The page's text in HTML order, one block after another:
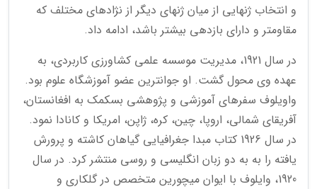
و انتخاب ژنهایی از میان ژنهای دیگر از نژادهای مختلف که
مقاومتر و دارای بازدهی بیشتر باشد، ادامه داد.
در سال 1921، مدیریت موسسه علمی کشاورزی کاربردی، به
عهده وی محول گشت. او جوانترین عضو آموزشگاه علوم بود.
واویلوف سفرهای آموزشی و پژوهشی بسکمک به افغانستان،
آفریقای شمالی، اروپا، چین، کره، ژاپن، امریکا و کانادا نمود.
در سال 1926 کتاب مبدا جغرافیایی گیاهان کاشته و پرورش
یافته را به به دو زبان انگلیسی و روسی منتشر کرد. در سال
1920، وایلوف با ایوان میچورین متخصص در گلکاری و